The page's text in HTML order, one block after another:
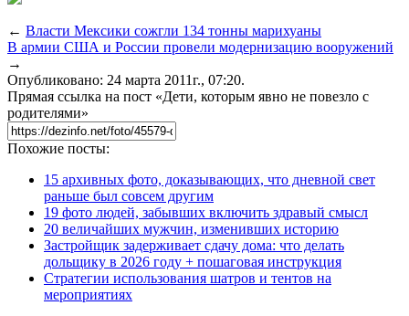
← Власти Мексики сожгли 134 тонны марихуаны
В армии США и России провели модернизацию вооружений
→
Опубликовано: 24 марта 2011г., 07:20.
Прямая ссылка на пост «Дети, которым явно не повезло с
родителями»
Похожие посты:
15 архивных фото, доказывающих, что дневной свет
раньше был совсем другим
19 фото людей, забывших включить здравый смысл
20 величайших мужчин, изменивших историю
Застройщик задерживает сдачу дома: что делать
дольщику в 2026 году + пошаговая инструкция
Стратегии использования шатров и тентов на
мероприятиях